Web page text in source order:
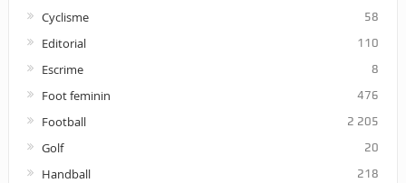
Cyclisme 58
Editorial 110
Escrime 8
Foot feminin 476
Football 2 205
Golf 20
Handball 218